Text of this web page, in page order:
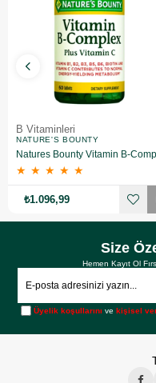
B Vitaminleri
NATURE'S BOUNTY
★ ★ ★ ★ ★
₺1.096,99
Size
Hemen Kayıt Ol
Üyelik koşullarını vekişisel